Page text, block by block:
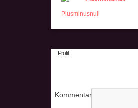
Plusminusnull
Profil
Kommentar